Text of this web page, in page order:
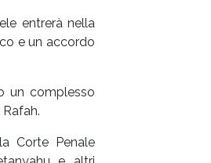
entrerà nella
e un accordo
un complesso
Corte Penale